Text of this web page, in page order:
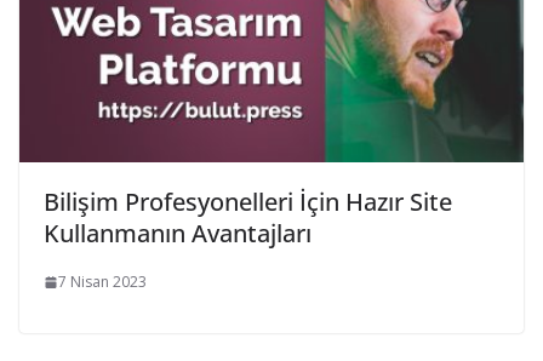
Bilişim Profesyonelleri İçin Hazır Site
Kullanmanın Avantajları
7 Nisan 2023